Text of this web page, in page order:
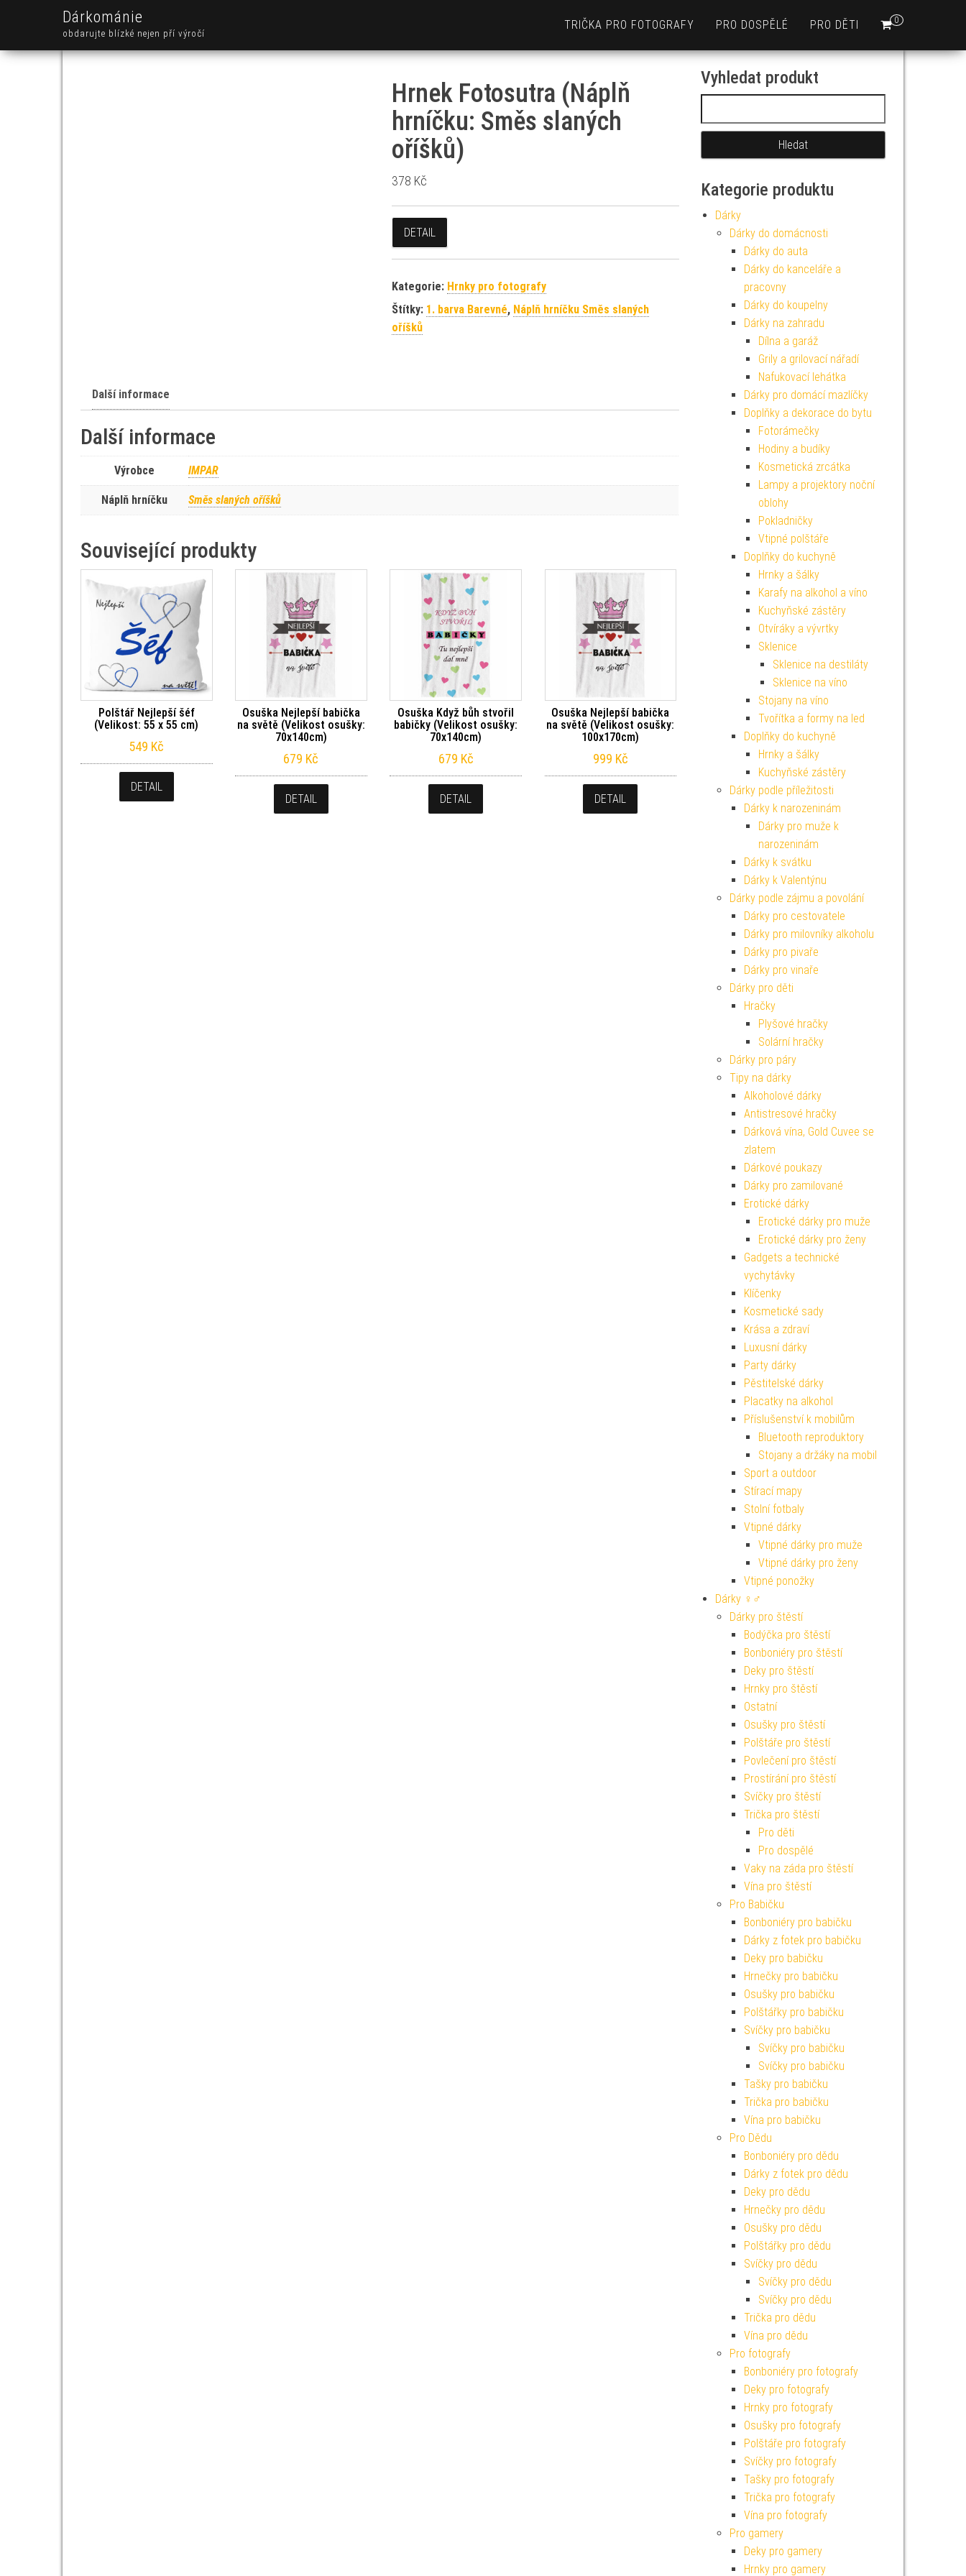
Dárkománie
obdarujte blízké nejen pří výročí
0
TRIČKA PRO FOTOGRAFY PRO DOSPĚLÉ PRO DĚTI
Hrnek Fotosutra (Náplň
hrníčku: Směs slaných
oříšků)
378 Kč
DETAIL
Kategorie: Hrnky pro fotografy
Štítky: 1. barva Barevné, Náplň hrníčku Směs slaných
oříšků
Další informace
Další informace
Výrobce IMPAR
Náplň hrníčku Směs slaných oříšků
Související produkty
Polštář Nejlepší šéf
(Velikost: 55 x 55 cm)
549 Kč
DETAIL
Osuška Nejlepší babička
na světě (Velikost osušky:
70x140cm)
679 Kč
DETAIL
Osuška Když bůh stvořil
babičky (Velikost osušky:
70x140cm)
679 Kč
DETAIL
Osuška Nejlepší babička
na světě (Velikost osušky:
100x170cm)
999 Kč
DETAIL
Vyhledat produkt
Kategorie produktu
Dárky
Dárky do domácnosti
Dárky do auta
Dárky do kanceláře a
pracovny
Dárky do koupelny
Dárky na zahradu
Dílna a garáž
Grily a grilovací nářadí
Nafukovací lehátka
Dárky pro domácí mazlíčky
Doplňky a dekorace do bytu
Fotorámečky
Hodiny a budíky
Kosmetická zrcátka
Lampy a projektory noční
oblohy
Pokladničky
Vtipné polštáře
Doplňky do kuchyně
Hrnky a šálky
Karafy na alkohol a víno
Kuchyňské zástěry
Otvíráky a vývrtky
Sklenice
Sklenice na destiláty
Sklenice na víno
Stojany na víno
Tvořítka a formy na led
Doplňky do kuchyně
Hrnky a šálky
Kuchyňské zástěry
Dárky podle příležitosti
Dárky k narozeninám
Dárky pro muže k
narozeninám
Dárky k svátku
Dárky k Valentýnu
Dárky podle zájmu a povolání
Dárky pro cestovatele
Dárky pro milovníky alkoholu
Dárky pro pivaře
Dárky pro vinaře
Dárky pro děti
Hračky
Plyšové hračky
Solární hračky
Dárky pro páry
Tipy na dárky
Alkoholové dárky
Antistresové hračky
Dárková vína, Gold Cuvee se
zlatem
Dárkové poukazy
Dárky pro zamilované
Erotické dárky
Erotické dárky pro muže
Erotické dárky pro ženy
Gadgets a technické
vychytávky
Klíčenky
Kosmetické sady
Krása a zdraví
Luxusní dárky
Party dárky
Pěstitelské dárky
Placatky na alkohol
Příslušenství k mobilům
Bluetooth reproduktory
Stojany a držáky na mobil
Sport a outdoor
Stírací mapy
Stolní fotbaly
Vtipné dárky
Vtipné dárky pro muže
Vtipné dárky pro ženy
Vtipné ponožky
Dárky ♀♂
Dárky pro štěstí
Bodýčka pro štěstí
Bonboniéry pro štěstí
Deky pro štěstí
Hrnky pro štěstí
Ostatní
Osušky pro štěstí
Polštáře pro štěstí
Povlečení pro štěstí
Prostírání pro štěstí
Svíčky pro štěstí
Trička pro štěstí
Pro děti
Pro dospělé
Vaky na záda pro štěstí
Vína pro štěstí
Pro Babičku
Bonboniéry pro babičku
Dárky z fotek pro babičku
Deky pro babičku
Hrnečky pro babičku
Osušky pro babičku
Polštářky pro babičku
Svíčky pro babičku
Svíčky pro babičku
Svíčky pro babičku
Tašky pro babičku
Trička pro babičku
Vína pro babičku
Pro Dědu
Bonboniéry pro dědu
Dárky z fotek pro dědu
Deky pro dědu
Hrnečky pro dědu
Osušky pro dědu
Polštářky pro dědu
Svíčky pro dědu
Svíčky pro dědu
Svíčky pro dědu
Trička pro dědu
Vína pro dědu
Pro fotografy
Bonboniéry pro fotografy
Deky pro fotografy
Hrnky pro fotografy
Osušky pro fotografy
Polštáře pro fotografy
Svíčky pro fotografy
Tašky pro fotografy
Trička pro fotografy
Vína pro fotografy
Pro gamery
Deky pro gamery
Hrnky pro gamery